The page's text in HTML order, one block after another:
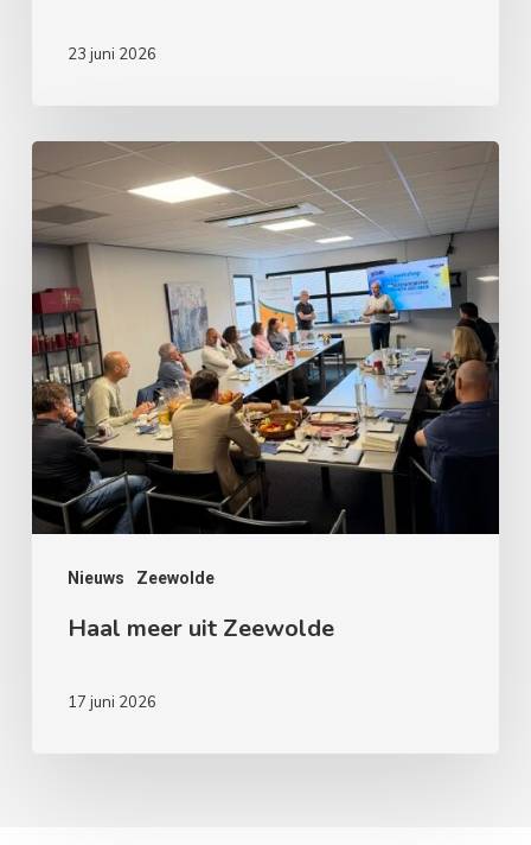
23 juni 2026
Nieuws Zeewolde
uit
Zeewolde
Haal meer uit Zeewolde
17 juni 2026